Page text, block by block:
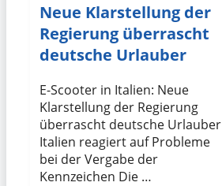
Neue Klarstellung der
Regierung überrascht
deutsche Urlauber
E-Scooter in Italien: Neue
Klarstellung der Regierung
überrascht deutsche Urlauber
Italien reagiert auf Probleme
bei der Vergabe der
Kennzeichen Die …